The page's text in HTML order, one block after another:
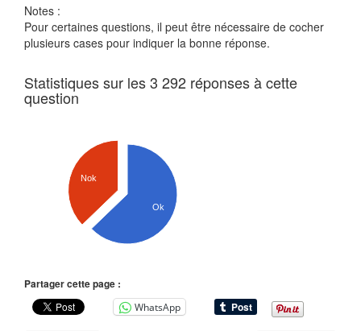
Notes :
Pour certaines questions, il peut être nécessaire de cocher
plusieurs cases pour indiquer la bonne réponse.
Statistiques sur les 3 292 réponses à cette
question
Nok
Ok
Partager cette page :
WhatsApp